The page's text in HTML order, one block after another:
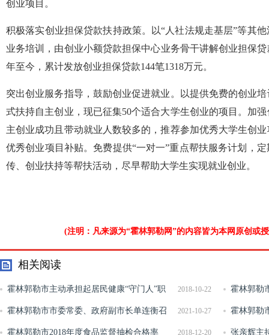
创业项目。
积极落实创业担保贷款扶持政策。以“人社法规走基层”等其
业务培训，由创业小额贷款担保中心业务骨干讲解创业担保
年至今，累计发放创业担保贷款144笔1318万元。
突出创业服务指导，鼓励创业促进就业。以提供免费的创业
式扶持自主创业，现已征集50个适合大学生创业的项目。加
主创业成功且带动就业人数较多的，推荐参加优秀大学生创
优秀创业项目补贴。免费提供“一对一”重点帮扶服务计划，
传、创业扶持等帮扶活动，尽早帮助大学生实现就业创业。
(注明：凡来源为“霍林郭勒网”的内容皆为本网原创或
相关阅读
2018-10-22
霍林郭勒市主动承担起居民健康“守门人”职
责 稳步推进家庭医生签约服务工作
霍林郭勒
2021-10-27
霍林郭勒市市委常委、政府副市长单连衡召
开能耗“双控”工作调度会
霍林郭勒
2018-12-20
霍林郭勒市2018年度食品监督抽检合格率 张亲辉主